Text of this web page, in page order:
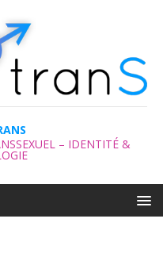
– IDENTITÉ &